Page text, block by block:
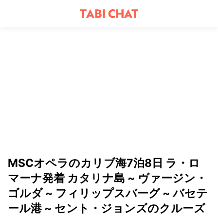
MSCオペラのカリブ海7泊8日 ラ・ロ
マーナ発着 カタリナ島 ~ ヴァージン・
ゴルダ ~ フィリップスバーグ ~ バセテ
ール港 ~ セント・ジョンズのクルーズ